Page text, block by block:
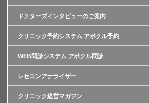
ドクターズインタビューのご案内
クリニック予約システム アポクル予約
WEB問診システム アポクル問診
レセコンアナライザー
クリニック経営マガジン